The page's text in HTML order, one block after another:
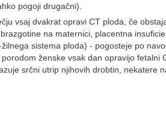
pogoji drugačni).
vsaj dvakrat opravi CT ploda, če
na maternici, placentna
sistema ploda) - pogosteje po
ženske vsak dan opravijo fetalni
srčni utrip njihovih drobtin, nekatere